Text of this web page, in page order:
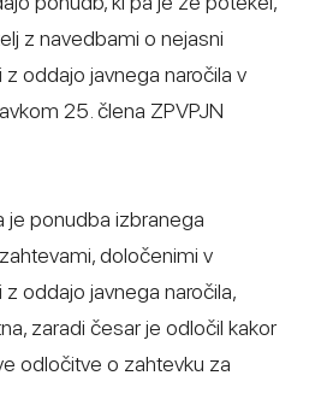
z navedbami o nejasni
oddajo javnega naročila v
25. člena ZPVPJN
je ponudba izbranega
določenimi v
oddajo javnega naročila,
zaradi česar je odločil kakor
odločitve o zahtevku za